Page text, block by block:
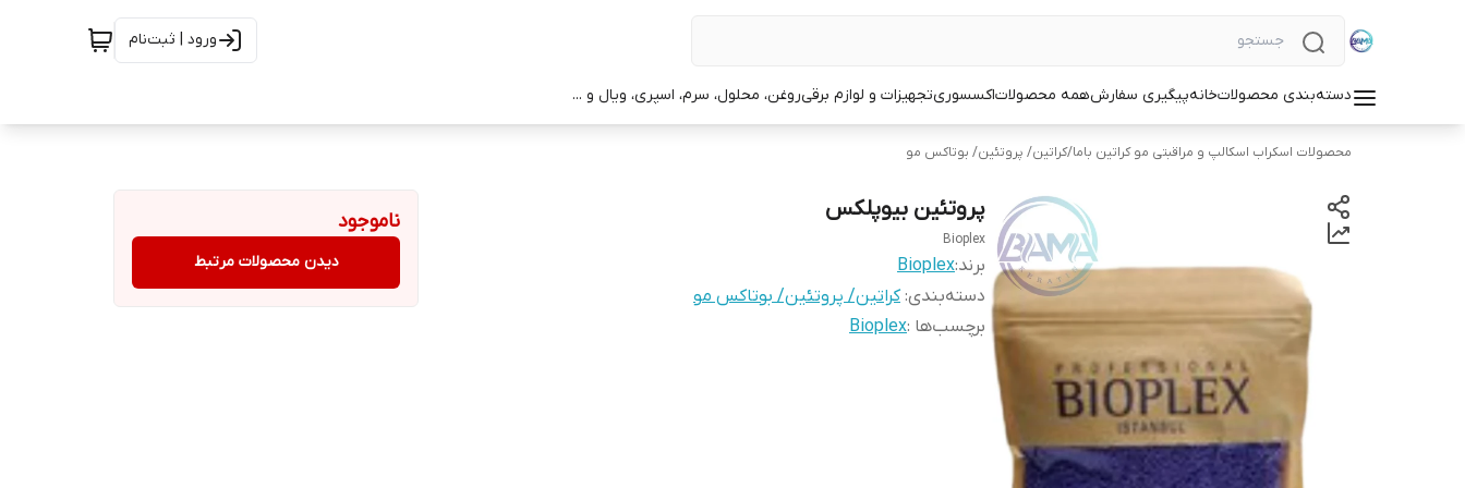
ورود | ثبت‌نام
دسته‌بندی محصولاتخانهپیگیری سفارشهمه محصولاتاکسسوریتجهیزات و لوازم برقیروغن، محلول، سرم، اسپری، ویال و ...
محصولات اسکراب اسکالپ و مراقبتی مو کراتین باما/کراتین/ پروتئین/ بوتاکس مو
پروتئین بیوپلکس
Bioplex
برند:Bioplex
دسته‌بندی:کراتین/ پروتئین/ بوتاکس مو
برچسب‌ها :Bioplex
ناموجود
دیدن محصولات مرتبط